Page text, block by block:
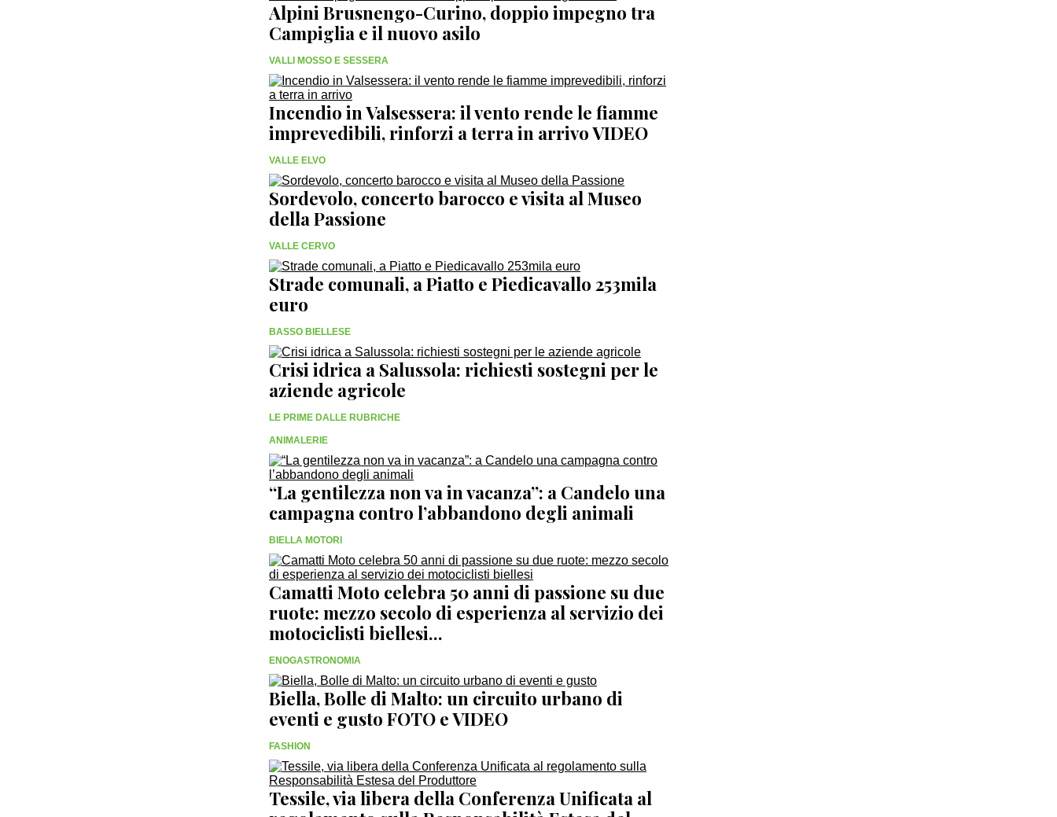
Alpini Brusnengo-Curino, doppio impegno tra
Campiglia e il nuovo asilo
VALLI MOSSO E SESSERA
Incendio in Valsessera: il vento rende le fiamme
imprevedibili, rinforzi a terra in arrivo VIDEO
VALLE ELVO
Sordevolo, concerto barocco e visita al Museo
della Passione
VALLE CERVO
Strade comunali, a Piatto e Piedicavallo 253mila
euro
BASSO BIELLESE
Crisi idrica a Salussola: richiesti sostegni per le
aziende agricole
LE PRIME DALLE RUBRICHE
ANIMALERIE
“La gentilezza non va in vacanza”: a Candelo una
campagna contro l’abbandono degli animali
BIELLA MOTORI
Camatti Moto celebra 50 anni di passione su due
ruote: mezzo secolo di esperienza al servizio dei
motociclisti biellesi...
ENOGASTRONOMIA
Biella, Bolle di Malto: un circuito urbano di
eventi e gusto FOTO e VIDEO
FASHION
Tessile, via libera della Conferenza Unificata al